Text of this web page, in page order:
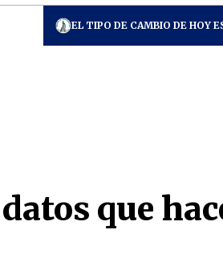
EL TIPO DE CAMBIO DE HOY
que